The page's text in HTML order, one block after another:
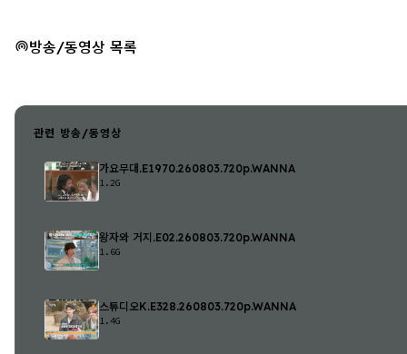
방송/동영상 목록
관련 방송/동영상
가요무대.E1970.260803.720p.WANNA
1.2G
왕자와 거지.E02.260803.720p.WANNA
1.6G
스튜디오K.E328.260803.720p.WANNA
1.4G